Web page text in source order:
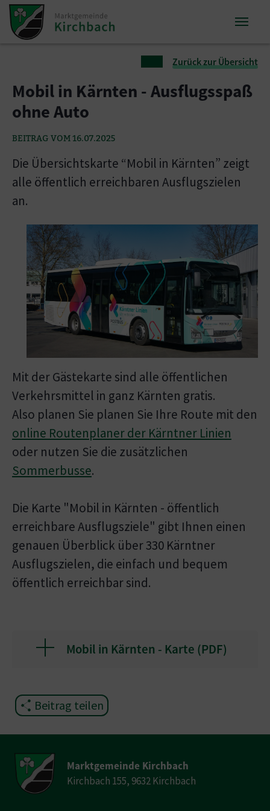
Zum Inhalt springen
Zum Seitenende springen
Zurück zur Übersicht
Mobil in Kärnten - Ausflugsspaß
ohne Auto
BEITRAG VOM 16.07.2025
Die Übersichtskarte “Mobil in Kärnten” zeigt
alle öffentlich erreichbaren Ausflugszielen
an.
Mit der Gästekarte sind alle öffentlichen
Verkehrsmittel in ganz Kärnten gratis.
Also planen Sie planen Sie Ihre Route mit den
online Routenplaner der Kärntner Linien
oder nutzen Sie die zusätzlichen
Sommerbusse.
Die Karte "Mobil in Kärnten - öffentlich
erreichbare Ausflugsziele" gibt Ihnen einen
genauen Überblick über 330 Kärntner
Ausflugszielen, die einfach und bequem
öffentlich erreichbar sind.
Mobil in Kärnten - Karte (PDF)
Beitrag teilen
Marktgemeinde Kirchbach
Kirchbach 155, 9632 Kirchbach